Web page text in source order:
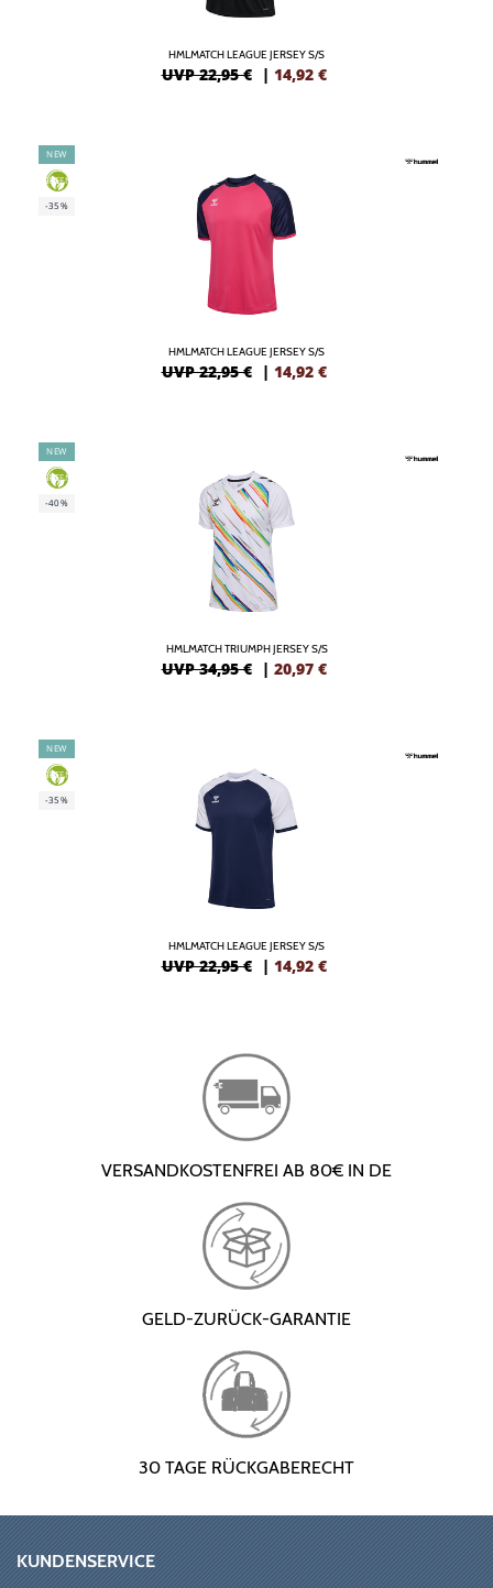
HMLMATCH LEAGUE JERSEY S/S
UVP 22,95 € | 14,92 €
NEW
GREEN
-35%
HMLMATCH LEAGUE JERSEY S/S
UVP 22,95 € | 14,92 €
NEW
GREEN
-40%
HMLMATCH TRIUMPH JERSEY S/S
UVP 34,95 € | 20,97 €
NEW
GREEN
-35%
HMLMATCH LEAGUE JERSEY S/S
UVP 22,95 € | 14,92 €
VERSANDKOSTENFREI AB 80€ IN DE
GELD-ZURÜCK-GARANTIE
30 TAGE RÜCKGABERECHT
KUNDENSERVICE